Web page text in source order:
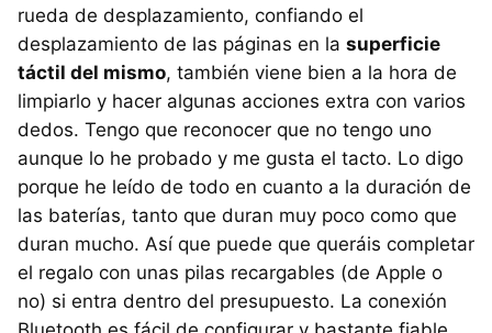
rueda de desplazamiento, confiando el
desplazamiento de las páginas en la superficie
táctil del mismo, también viene bien a la hora de
limpiarlo y hacer algunas acciones extra con varios
dedos. Tengo que reconocer que no tengo uno
aunque lo he probado y me gusta el tacto. Lo digo
porque he leído de todo en cuanto a la duración de
las baterías, tanto que duran muy poco como que
duran mucho. Así que puede que queráis completar
el regalo con unas pilas recargables (de Apple o
no) si entra dentro del presupuesto. La conexión